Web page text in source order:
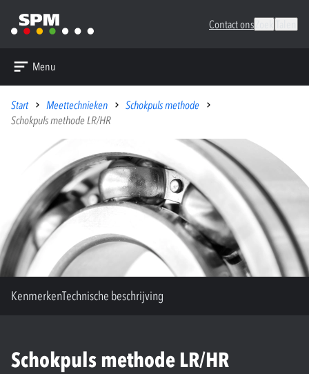
Contact ons
Menu
Start Meettechnieken
Schokpuls methode
Schokpuls methode LR/HR
KenmerkenTechnische beschrijving
Schokpuls methode LR/HR